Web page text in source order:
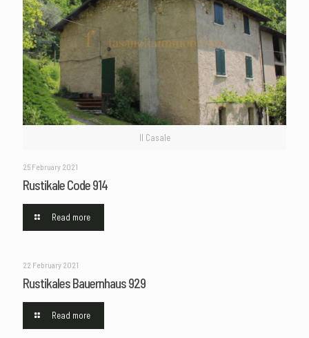
Il Casale
25 February 2021
Rustikale Code 914
Read more
22 February 2021
Rustikales Bauernhaus 929
Read more